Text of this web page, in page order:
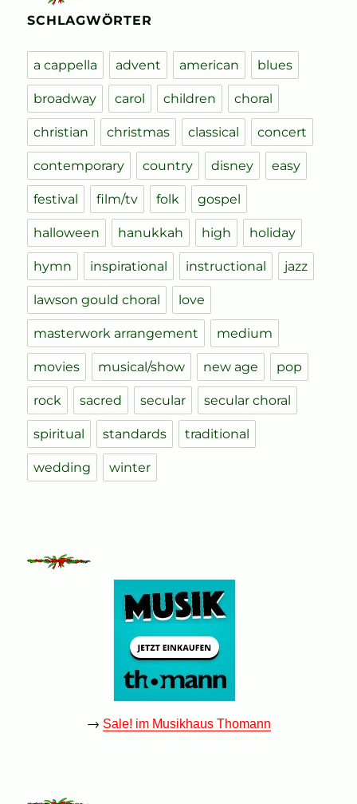
SCHLAGWÖRTER
a cappella advent american blues
broadway carol children choral
christian christmas classical concert
contemporary country disney easy
festival film/tv folk gospel
halloween hanukkah high holiday
hymn inspirational instructional jazz
lawson gould choral love
masterwork arrangement medium
movies musical/show new age pop
rock sacred secular secular choral
spiritual standards traditional
wedding winter
→ Sale! im Musikhaus Thomann